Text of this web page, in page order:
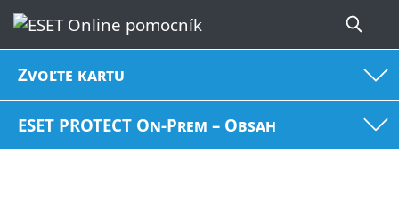
Zvoľte kartu
ESET PROTECT On-Prem – Obsah